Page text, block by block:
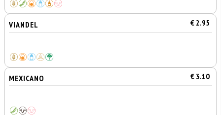
VIANDEL € 2.95
MEXICANO € 3.10